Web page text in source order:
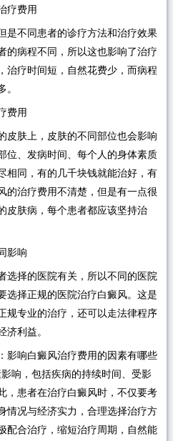
疗费用
不同患者的诊疗方法和治疗效果
的病程不同，所以这也影响了治疗
治疗时间短，自然花费少，而病程
。
费用
肤上，皮肤的不同部位也会影响
位、发病时间、每个人的身体素质
相同，有的几千块钱就能治好，有
的治疗费用不清楚，但是有一点很
皮肤病，每个患者都应该坚持治
影响
择的医院有关，所以不同的医院
选择正规的医院治疗白癜风。这是
规专业的治疗，还可以走法律程序
济利益。
响白癜风治疗费用的因素有哪些
响，包括疾病的持续时间、受影
，患者在治疗白癜风时，不仅要考
情况与经济实力，合理选择治疗方
配合治疗，缩短治疗周期，自然能